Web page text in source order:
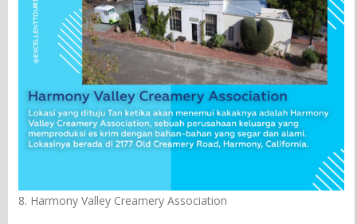
8. Harmony Valley Creamery Association